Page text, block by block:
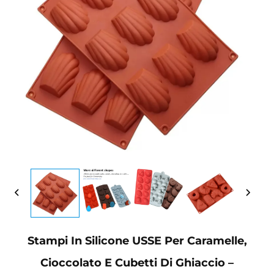
Stampi In Silicone USSE Per Caramelle,
Cioccolato E Cubetti Di Ghiaccio –